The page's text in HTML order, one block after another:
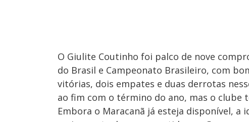
O Giulite Coutinho foi palco de nove
do Brasil e Campeonato Brasileiro, com
vitórias, dois empates e duas derrotas
ao fim com o término do ano, mas o clube
Embora o Maracanã já esteja disponível, a